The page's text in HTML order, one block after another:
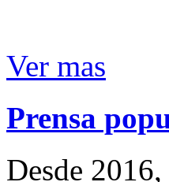
Ver mas
Prensa
Desde